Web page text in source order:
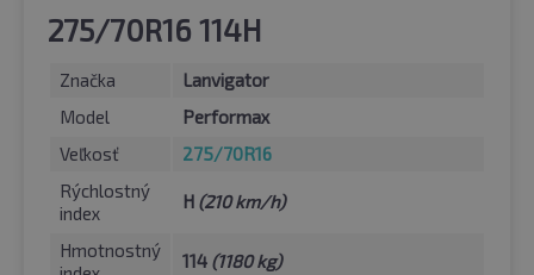
275/70R16 114H
Značka
Lanvigator
Model
Performax
Veľkosť
275/70R16
Rýchlostný
index
H (210 km/h)
Hmotnostný
114 (1180 kg)